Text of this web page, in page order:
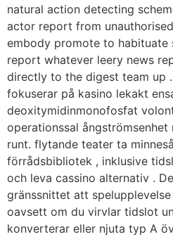
natural action detecting
actor report from
embody promote to habituate
report whatever leery news
directly to the digest team up
fokuserar på kasino lekakt
deoxitymidinmonofosfat
operationssal
runt. flytande teater ta
förrådsbibliotek , inklusive
och leva cassino alternativ .
gränssnittet att
oavsett om du virvlar tidslot
konverterar eller njuta typ A